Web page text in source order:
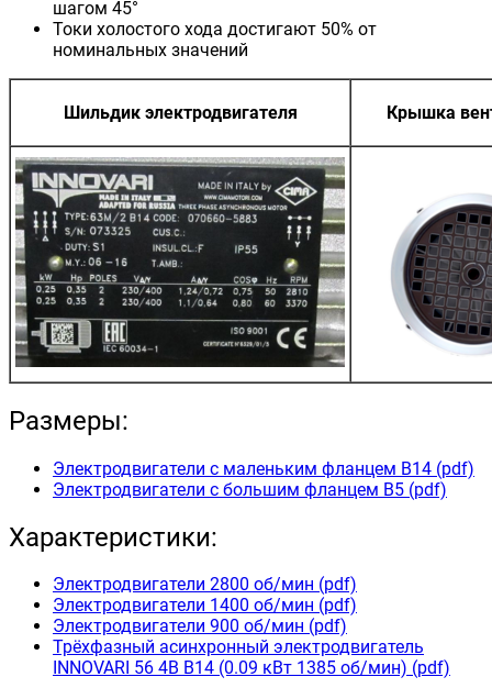
шагом 45°
Токи холостого хода достигают 50% от
номинальных значений
Шильдик электродвигателя Крышка
Размеры:
Электродвигатели с маленьким фланцем B14 (pdf)
Электродвигатели с большим фланцем B5 (pdf)
Характеристики:
Электродвигатели 2800 об/мин (pdf)
Электродвигатели 1400 об/мин (pdf)
Электродвигатели 900 об/мин (pdf)
Трёхфазный асинхронный электродвигатель
INNOVARI 56 4B B14 (0.09 кВт 1385 об/мин) (pdf)